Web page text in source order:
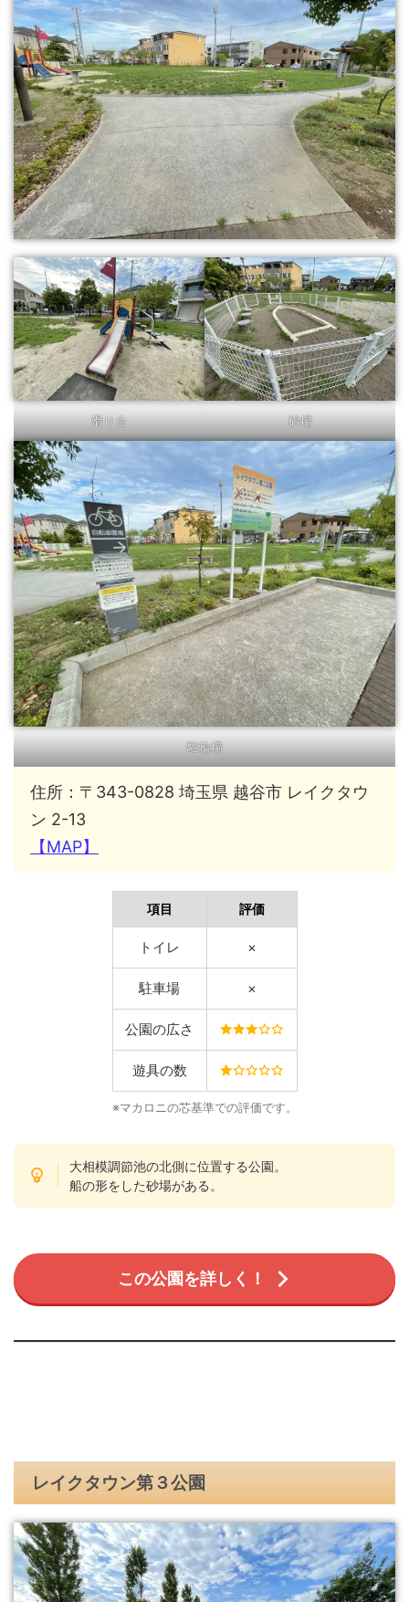
滑り台 砂場
駐輪場
住所：〒343-0828 埼玉県 越谷市 レイクタウ
ン 2-13
【MAP】
項目 評価
トイレ ×
駐車場 ×
公園の広さ
遊具の数
※マカロニの芯基準での評価です。
大相模調節池の北側に位置する公園。
船の形をした砂場がある。
この公園を詳しく！
レイクタウン第３公園